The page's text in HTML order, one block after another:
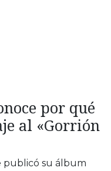
por qué
al «Gorrión
publicó su álbum